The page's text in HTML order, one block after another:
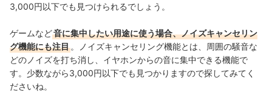
3,000円以下でも見つけられるでしょう。
ゲームなど音に集中したい用途に使う場合、ノイズキャンセリン
グ機能にも注目 。ノイズキャンセリング機能とは、周囲の騒音な
どのノイズを打ち消し、イヤホンからの音に集中できる機能で
す。少数ながら3,000円以下でも見つかりますので探してみてく
ださいね。